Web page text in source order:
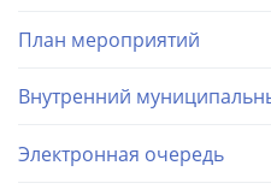
План мероприятий
Внутренний
Электронная очередь